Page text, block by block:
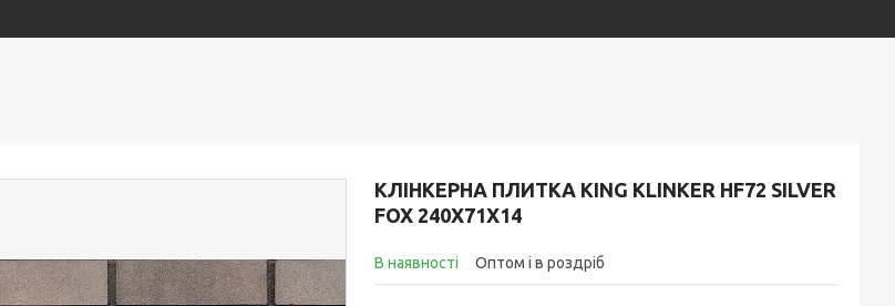
КЛІНКЕРНА ПЛИТКА KING KLINKER HF72 SILVER
FOX 240X71X14
В наявності Оптом і в роздріб